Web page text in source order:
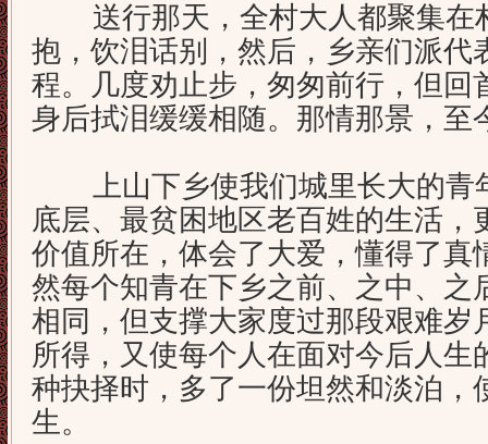
送行那天，全村大人都聚集在
抱，饮泪话别，然后，乡亲们派代
程。几度劝止步，匆匆前行，但回
身后拭泪缓缓相随。那情那景，至
上山下乡使我们城里长大的青
底层、最贫困地区老百姓的生活，
价值所在，体会了大爱，懂得了真
然每个知青在下乡之前、之中、之
相同，但支撑大家度过那段艰难岁
所得，又使每个人在面对今后人生
种抉择时，多了一份坦然和淡泊，
生。